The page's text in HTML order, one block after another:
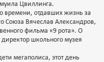
Цвиллинга.
времени, отдавших жизнь за
Союза Вячеслав Александров,
фильма «9 рота». О
школьного музея
мегаполиса, этот день